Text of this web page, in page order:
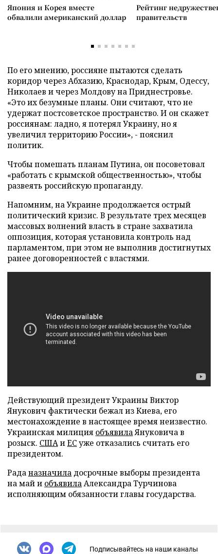
Япония и Корея вместе
обвалили американский доллар
Рейтинг
правительств
По его мнению, россияне пытаются сделать
коридор через Абхазию, Краснодар, Крым, Одессу,
Николаев и через Молдову на Приднестровье.
«Это их безумные планы. Они считают, что не
удержат постсоветское пространство. И он скажет
россиянам: ладно, я потерял Украину, но я
увеличил территорию России», - пояснил
политик.
Чтобы помешать планам Путина, он посоветовал
«работать с крымской общественностью», чтобы
развеять российскую пропаганду.
Напомним, на Украине продолжается острый
политический кризис. В результате трех месяцев
массовых волнений власть в стране захватила
оппозиция, которая установила контроль над
парламентом, при этом не выполнив достигнутых
ранее договоренностей с властями.
Действующий президент Украины Виктор
Янукович фактически бежал из Киева, его
местонахождение в настоящее время неизвестно.
Украинская милиция объявилаЯнуковича в
розыск. СШАиЕСуже отказались считать его
президентом.
Раданазначила досрочные выборы президента
на май и объявилаАлександра Турчинова
исполняющим обязанности главы государства.
Подписывайтесь на наши каналы